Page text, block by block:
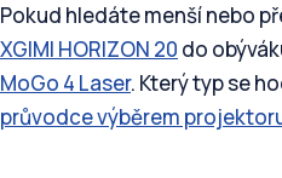
Pokud hledáte menší nebo
XGIMI HORIZON 20 do
MoGo 4 Laser. Který typ se
průvodce výběrem